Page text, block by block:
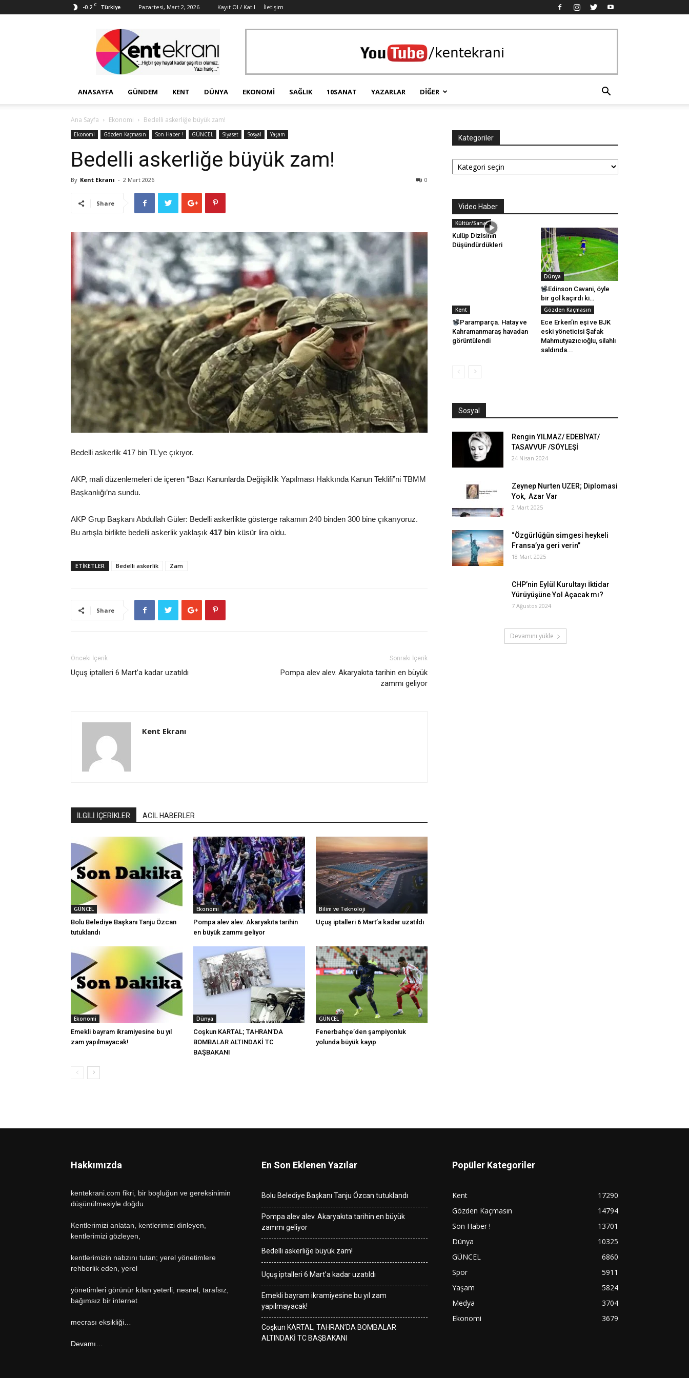
-0.2 C Türkiye Pazartesi, Mart 2, 2026 Kayıt Ol / Katıl İletişim
Ekranı
ANASAYFA GÜNDEM KENT DÜNYA EKONOMI SAĞLIK 10SANAT YAZARLAR DIĞER
Ana Sayfa Ekonomi Bedelli askerliğe büyük zam!
Ekonomi Gözden Kaçmasın Son Haber ! GÜNCEL Siyaset Sosyal Yaşam
Bedelli askerliğe büyük zam!
By Kent Ekranı - 2 Mart 2026 0
Share
Bedelli askerlik 417 bin TL’ye çıkıyor.
AKP, mali düzenlemeleri de içeren “Bazı Kanunlarda Değişiklik Yapılması Hakkında Kanun Teklifi”ni TBMM
Başkanlığı’na sundu.
AKP Grup Başkanı Abdullah Güler: Bedelli askerlikte gösterge rakamın 240 binden 300 bine çıkarıyoruz.
Bu artışla birlikte bedelli askerlik yaklaşık 417 bin küsür lira oldu.
ETİKETLER Bedelli askerlik Zam
Share
Önceki İçerik
Uçuş iptalleri 6 Mart’a kadar uzatıldı
Sonraki İçerik
Pompa alev alev. Akaryakıta tarihin en büyük
zammı geliyor
Kent Ekranı
İLGİLİ İÇERİKLER ACİL HABERLER
GÜNCEL
Bolu Belediye Başkanı Tanju Özcan
tutuklandı
Ekonomi
Pompa alev alev. Akaryakıta tarihin
en büyük zammı geliyor
Bilim ve Teknoloji
Uçuş iptalleri 6 Mart’a kadar uzatıldı
Ekonomi
Emekli bayram ikramiyesine bu yıl
zam yapılmayacak!
Dünya
Coşkun KARTAL; TAHRAN’DA
BOMBALAR ALTINDAKİ TC
BAŞBAKANI
GÜNCEL
Fenerbahçe’den şampiyonluk
yolunda büyük kayıp
Kategoriler
Kategoriler
Video Haber
Kültür/Sanat
Kulüp Dizisinin
Düşündürdükleri
Dünya
Edinson Cavani, öyle
bir gol kaçırdı ki…
Kent
Paramparça. Hatay ve
Kahramanmaraş havadan
görüntülendi
Gözden Kaçmasın
Ece Erken’in eşi ve BJK
eski yöneticisi Şafak
Mahmutyazıcıoğlu, silahlı
saldırıda...
Sosyal
Rengin YILMAZ/ EDEBİYAT/
TASAVVUF /SÖYLEŞİ
24 Nisan 2024
Zeynep Nurten UZER; Diplomasi
Yok, Azar Var
2 Mart 2025
“Özgürlüğün simgesi heykeli
Fransa’ya geri verin”
18 Mart 2025
CHP’nin Eylül Kurultayı İktidar
Yürüyüşüne Yol Açacak mı?
7 Ağustos 2024
Devamını yükle
Hakkımızda
kentekrani.com fikri, bir boşluğun ve gereksinimin
düşünülmesiyle doğdu.
Kentlerimizi anlatan, kentlerimizi dinleyen,
kentlerimizi gözleyen,
kentlerimizin nabzını tutan; yerel yönetimlere
rehberlik eden, yerel
yönetimleri görünür kılan yeterli, nesnel, tarafsız,
bağımsız bir internet
mecrası eksikliği…
Devamı…
En Son Eklenen Yazılar
Bolu Belediye Başkanı Tanju Özcan tutuklandı
Pompa alev alev. Akaryakıta tarihin en büyük
zammı geliyor
Bedelli askerliğe büyük zam!
Uçuş iptalleri 6 Mart’a kadar uzatıldı
Emekli bayram ikramiyesine bu yıl zam
yapılmayacak!
Coşkun KARTAL; TAHRAN’DA BOMBALAR
ALTINDAKİ TC BAŞBAKANI
Popüler Kategoriler
Kent
17290
Gözden Kaçmasın
14794
Son Haber !
13701
Dünya
10325
GÜNCEL
6860
Spor
5911
Yaşam
5824
Medya
3704
Ekonomi
3679